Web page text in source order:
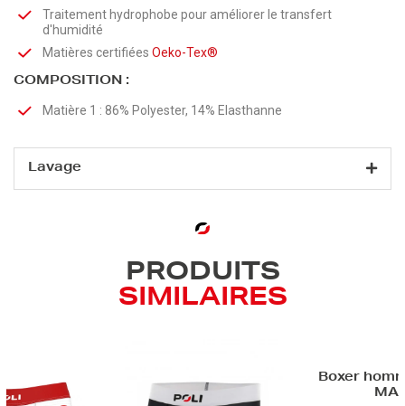
Traitement hydrophobe pour améliorer le transfert
d'humidité
Matières certifiées Oeko-Tex®
COMPOSITION :
Matière 1 : 86% Polyester, 14% Elasthanne
Lavage
PRODUITS
SIMILAIRES
Boxer